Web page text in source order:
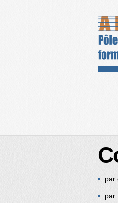
par
par